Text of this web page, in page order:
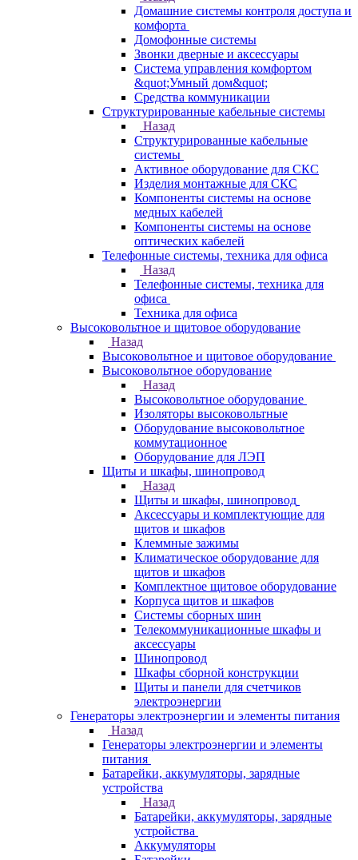
Домашние системы контроля доступа и
комфорта
Домофонные системы
Звонки дверные и аксессуары
Система управления комфортом
&quot;Умный дом&quot;
Средства коммуникации
Структурированные кабельные системы
Назад
Структурированные кабельные
системы
Активное оборудование для СКС
Изделия монтажные для СКС
Компоненты системы на основе
медных кабелей
Компоненты системы на основе
оптических кабелей
Телефонные системы, техника для офиса
Назад
Телефонные системы, техника для
офиса
Техника для офиса
Высоковольтное и щитовое оборудование
Назад
Высоковольтное и щитовое оборудование
Высоковольтное оборудование
Назад
Высоковольтное оборудование
Изоляторы высоковольтные
Оборудование высоковольтное
коммутационное
Оборудование для ЛЭП
Щиты и шкафы, шинопровод
Назад
Щиты и шкафы, шинопровод
Аксессуары и комплектующие для
щитов и шкафов
Клеммные зажимы
Климатическое оборудование для
щитов и шкафов
Комплектное щитовое оборудование
Корпуса щитов и шкафов
Системы сборных шин
Телекоммуникационные шкафы и
аксессуары
Шинопровод
Шкафы сборной конструкции
Щиты и панели для счетчиков
электроэнергии
Генераторы электроэнергии и элементы питания
Назад
Генераторы электроэнергии и элементы
питания
Батарейки, аккумуляторы, зарядные
устройства
Назад
Батарейки, аккумуляторы, зарядные
устройства
Аккумуляторы